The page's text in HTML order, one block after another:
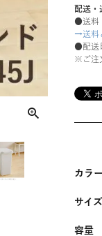
配送・
●送料
→送料
●配送
※ご注
カラー
サイズ
容量